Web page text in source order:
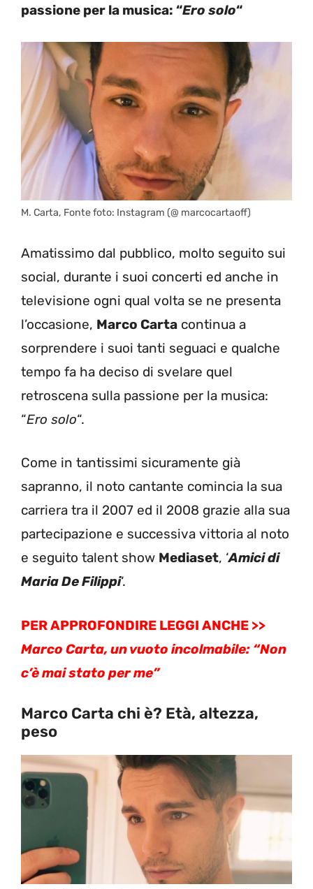
passione per la musica: “Ero solo“
M. Carta, Fonte foto: Instagram (@ marcocartaoff)
Amatissimo dal pubblico, molto seguito sui
social, durante i suoi concerti ed anche in
televisione ogni qual volta se ne presenta
l’occasione, Marco Carta continua a
sorprendere i suoi tanti seguaci e qualche
tempo fa ha deciso di svelare quel
retroscena sulla passione per la musica:
“Ero solo“.
Come in tantissimi sicuramente già
sapranno, il noto cantante comincia la sua
carriera tra il 2007 ed il 2008 grazie alla sua
partecipazione e successiva vittoria al noto
e seguito talent show Mediaset, ‘Amici di
Maria De Filippi‘.
PER APPROFONDIRE LEGGI ANCHE >>
Marco Carta, un vuoto incolmabile: “Non
c’è mai stato per me”
Marco Carta chi è? Età, altezza,
peso